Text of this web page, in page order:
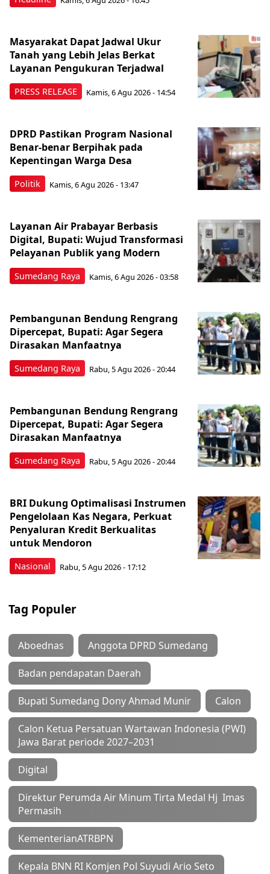
PRESS RELEASE
Masyarakat Dapat Jadwal Ukur
Tanah yang Lebih Jelas Berkat
Layanan Pengukuran Terjadwal
Kamis, 6 Agu 2026 - 14:54
Politik
DPRD Pastikan Program Nasional
Benar-benar Berpihak pada
Kepentingan Warga Desa
Kamis, 6 Agu 2026 - 13:47
Sumedang Raya
Layanan Air Prabayar Berbasis
Digital, Bupati: Wujud Transformasi
Pelayanan Publik yang Modern
Kamis, 6 Agu 2026 - 03:58
Sumedang Raya
Pembangunan Bendung Rengrang
Dipercepat, Bupati: Agar Segera
Dirasakan Manfaatnya
Rabu, 5 Agu 2026 - 20:44
Sumedang Raya
Pembangunan Bendung Rengrang
Dipercepat, Bupati: Agar Segera
Dirasakan Manfaatnya
Rabu, 5 Agu 2026 - 20:44
Nasional
BRI Dukung Optimalisasi Instrumen
Pengelolaan Kas Negara, Perkuat
Penyaluran Kredit Berkualitas
untuk Mendoron
Rabu, 5 Agu 2026 - 17:12
Tag Populer
Aboednas Anggota DPRD Sumedang
Badan pendapatan Daerah
Bupati Sumedang Dony Ahmad Munir Calon
Calon Ketua Persatuan Wartawan Indonesia (PWI)
Jawa Barat periode 2027–2031
Digital
Direktur Perumda Air Minum Tirta Medal Hj Imas
Permasih
KementerianATRBPN
Kepala BNN RI Komjen Pol Suyudi Ario Seto